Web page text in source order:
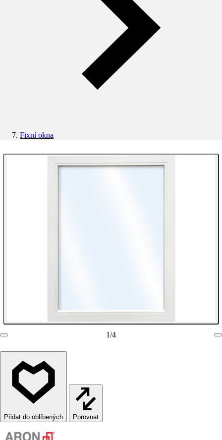
Fixní okna
1/4
Porovnat